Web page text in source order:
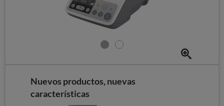
Nuevos productos, nuevas
características